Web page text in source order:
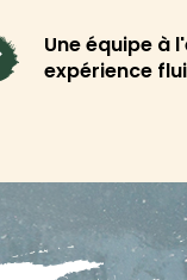
Une équipe à
expérience